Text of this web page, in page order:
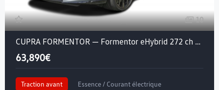
10
CUPRA FORMENTOR — Formentor eHybrid 272 ch DSG6
63,890€
Traction avant
Essence / Courant électrique